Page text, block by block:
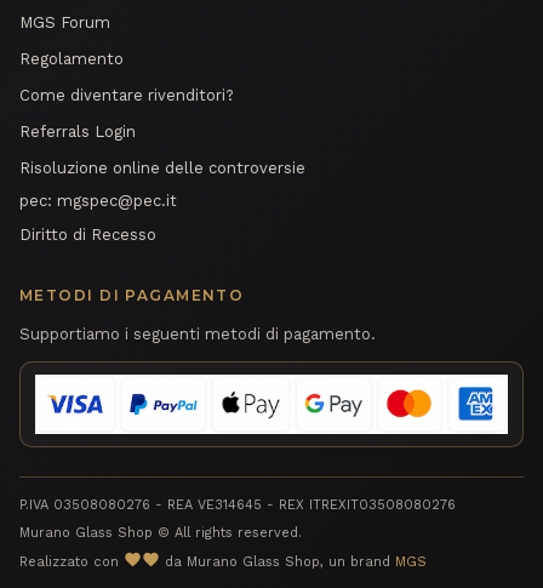
MGS Forum
Regolamento
Come diventare rivenditori?
Referrals Login
Risoluzione online delle controversie
pec: mgspec@pec.it
Diritto di Recesso
METODI DI PAGAMENTO
Supportiamo i seguenti metodi di pagamento.
P.IVA 03508080276 - REA VE314645 - REX ITREXIT03508080276
Murano Glass Shop © All rights reserved.
Realizzato con
favorite da Murano Glass Shop, un brand MGS